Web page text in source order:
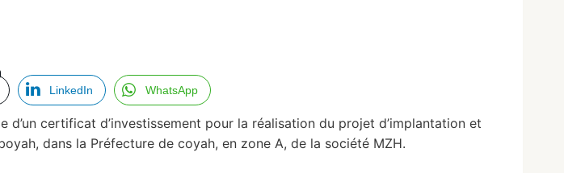
LinkedIn WhatsApp
certificat d’investissement pour la réalisation du projet d’implantation et
dans la Préfecture de coyah, en zone A, de la société MZH.